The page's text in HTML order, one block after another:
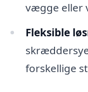
vægge eller
Fleksible
forskellige